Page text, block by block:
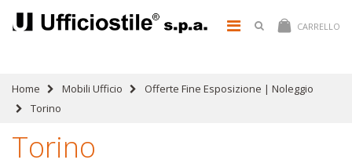
CARRELLO
Home Mobili Ufficio
Offerte Fine Esposizione | Noleggio
Torino
Torino